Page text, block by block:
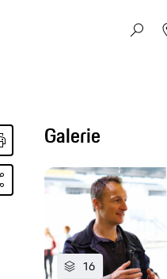
Galerie
16